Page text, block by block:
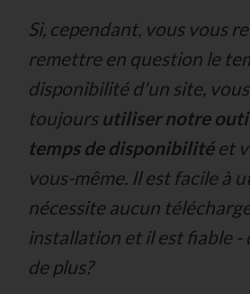
Si, cependant, vous vous
remettre en question le
disponibilité d'un site,
toujours utiliser notre
temps de disponibilitéet
vous-même. Il est facile à
nécessite aucun
installation et il est fiable -
de plus?